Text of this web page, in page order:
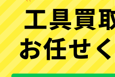
工具買
お任せ